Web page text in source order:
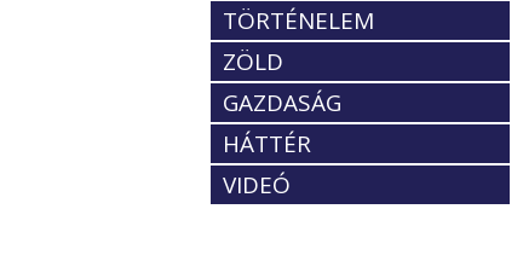
TÖRTÉNELEM
ZÖLD
GAZDASÁG
HÁTTÉR
VIDEÓ